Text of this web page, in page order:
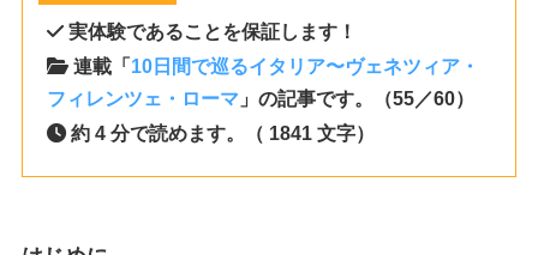
実体験であることを保証します！
連載「10日間で巡るイタリア〜ヴェネツィア・
フィレンツェ・ローマ 」の記事です。（55／60）
約 4 分で読めます。（ 1841 文字）